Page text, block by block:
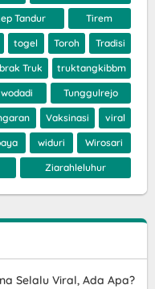
Tandur Tirem
togel Toroh Tradisi
Truk truktangkibbm
Tunggulrejo
Vaksinasi viral
widuri Wirosari
Ziarahleluhur
Selalu Viral, Ada Apa?